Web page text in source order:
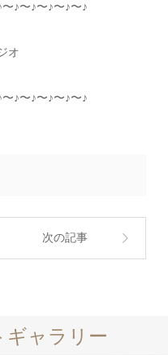
♪〜♪〜♪〜♪〜♪
オ
♪〜♪〜♪〜♪〜♪
次の記事
ギャラリー